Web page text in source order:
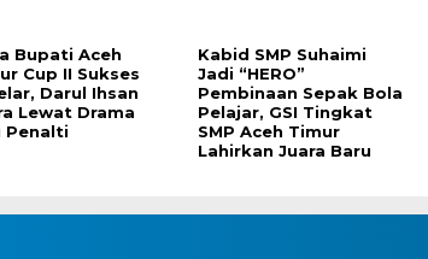
Bupati Aceh
Cup II Sukses
Darul Ihsan
Lewat Drama
Penalti
Kabid SMP Suhaimi
Jadi “HERO”
Pembinaan Sepak Bola
Pelajar, GSI Tingkat
SMP Aceh Timur
Lahirkan Juara Baru